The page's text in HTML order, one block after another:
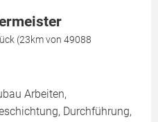
(23km von 49088
Arbeiten,
Durchführung,